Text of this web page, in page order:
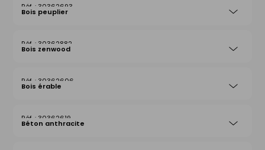
30362693
Bois peuplier
30362882
Bois zenwood
30362606
Bois érable
30362619
Béton anthracite